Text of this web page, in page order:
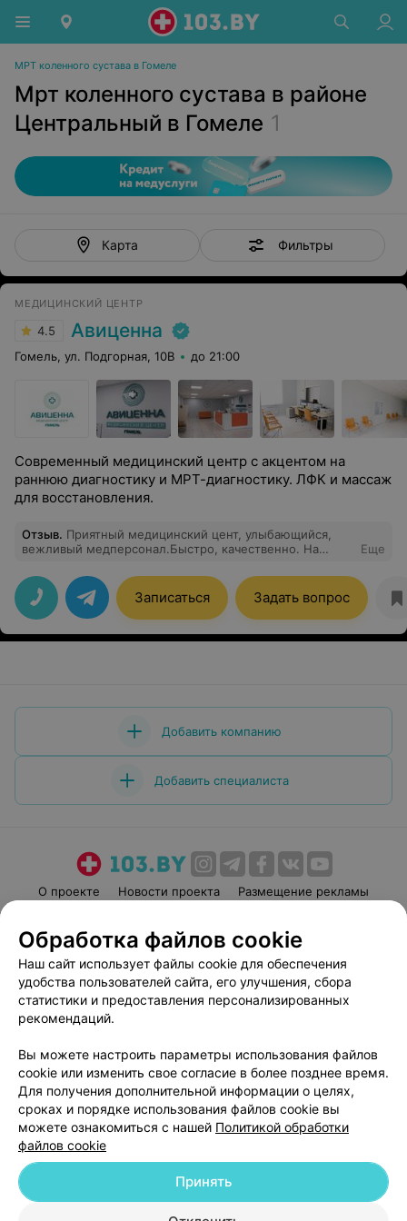
МРТ коленного сустава в Гомеле
Мрт коленного сустава в районе
Центральный в Гомеле 1
Карта Фильтры
МЕДИЦИНСКИЙ ЦЕНТР
4.5 Авиценна
Гомель, ул. Подгорная, 10В до 21:00
Современный медицинский центр с акцентом на
раннюю диагностику и МРТ-диагностику. ЛФК и массаж
для восстановления.
Отзыв. Приятный медицинский цент, улыбающийся,
вежливый медперсонал.Быстро, качественно. На
нет в других центрах. Все понравилось.
Еще
Записаться Задать вопрос
Добавить компанию
Добавить специалиста
О проекте Новости проекта
Размещение рекламы
Пользовательское соглашение
Способы оплаты
Вакансии
Партнеры
Написать руководителю 103.by
Обработка персональных данных
© 2026 ООО «Артокс Лаб», УНП 191700409
| 220012, Республика Беларусь,
г. Минск, улица Толбухина, 2, пом. 16 | help@103.by
Обработка файлов cookie
Наш сайт использует файлы cookie для обеспечения
удобства пользователей сайта, его улучшения, сбора
статистики и предоставления персонализированных
рекомендаций.
Вы можете настроить параметры использования файлов
cookie или изменить свое согласие в более позднее время.
Для получения дополнительной информации о целях,
сроках и порядке использования файлов cookie вы
можете ознакомиться с нашей Политикой обработки
файлов cookie
Принять